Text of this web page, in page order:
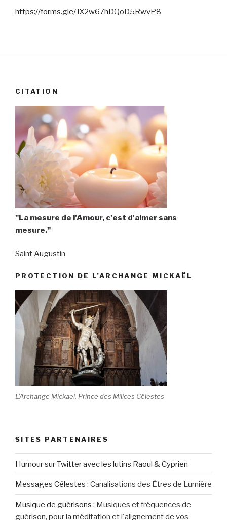
https://forms.gle/JX2w67hDQoD5RwvP8
CITATION
"La mesure de l'Amour, c'est d'aimer sans
mesure."
Saint Augustin
PROTECTION DE L’ARCHANGE MICKAËL
L'Archange Mickaël, Prince des Milices Célestes
SITES PARTENAIRES
Humour sur Twitter avec les lutins Raoul & Cyprien
Messages Célestes : Canalisations des Êtres de Lumière
Musique de guérisons : Musiques et fréquences de
guérison, pour la méditation et l'alignement de vos